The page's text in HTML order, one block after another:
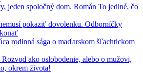
jeden spoločný dom. Román To jediné, čo
pokaziť dovolenku. Odborníčky
rodinná sága o maďarskom šľachtickom
ako oslobodenie, alebo o mužovi,
okrem života!